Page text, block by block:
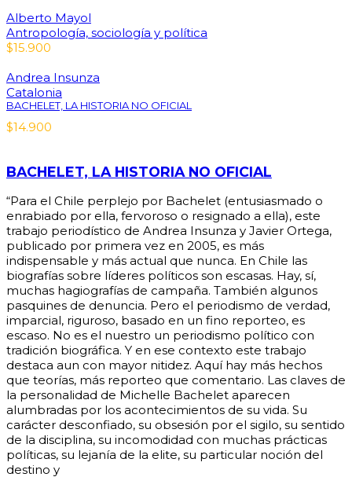
Alberto Mayol
Antropología, sociología y política
$15.900
Andrea Insunza
Catalonia
BACHELET, LA HISTORIA NO OFICIAL
$14.900
BACHELET, LA HISTORIA NO OFICIAL
“Para el Chile perplejo por Bachelet (entusiasmado o
enrabiado por ella, fervoroso o resignado a ella), este
trabajo periodístico de Andrea Insunza y Javier Ortega,
publicado por primera vez en 2005, es más
indispensable y más actual que nunca. En Chile las
biografías sobre líderes políticos son escasas. Hay, sí,
muchas hagiografías de campaña. También algunos
pasquines de denuncia. Pero el periodismo de verdad,
imparcial, riguroso, basado en un fino reporteo, es
escaso. No es el nuestro un periodismo político con
tradición biográfica. Y en ese contexto este trabajo
destaca aun con mayor nitidez. Aquí hay más hechos
que teorías, más reporteo que comentario. Las claves de
la personalidad de Michelle Bachelet aparecen
alumbradas por los acontecimientos de su vida. Su
carácter desconfiado, su obsesión por el sigilo, su sentido
de la disciplina, su incomodidad con muchas prácticas
políticas, su lejanía de la elite, su particular noción del
destino y